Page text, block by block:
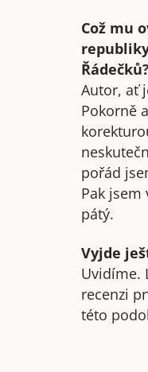
Což mu
Řádečků?
Autor, ať
Pokorně
pořád
Pak jsem
pátý.
Vyjde
Uvidíme.
recenzi
této